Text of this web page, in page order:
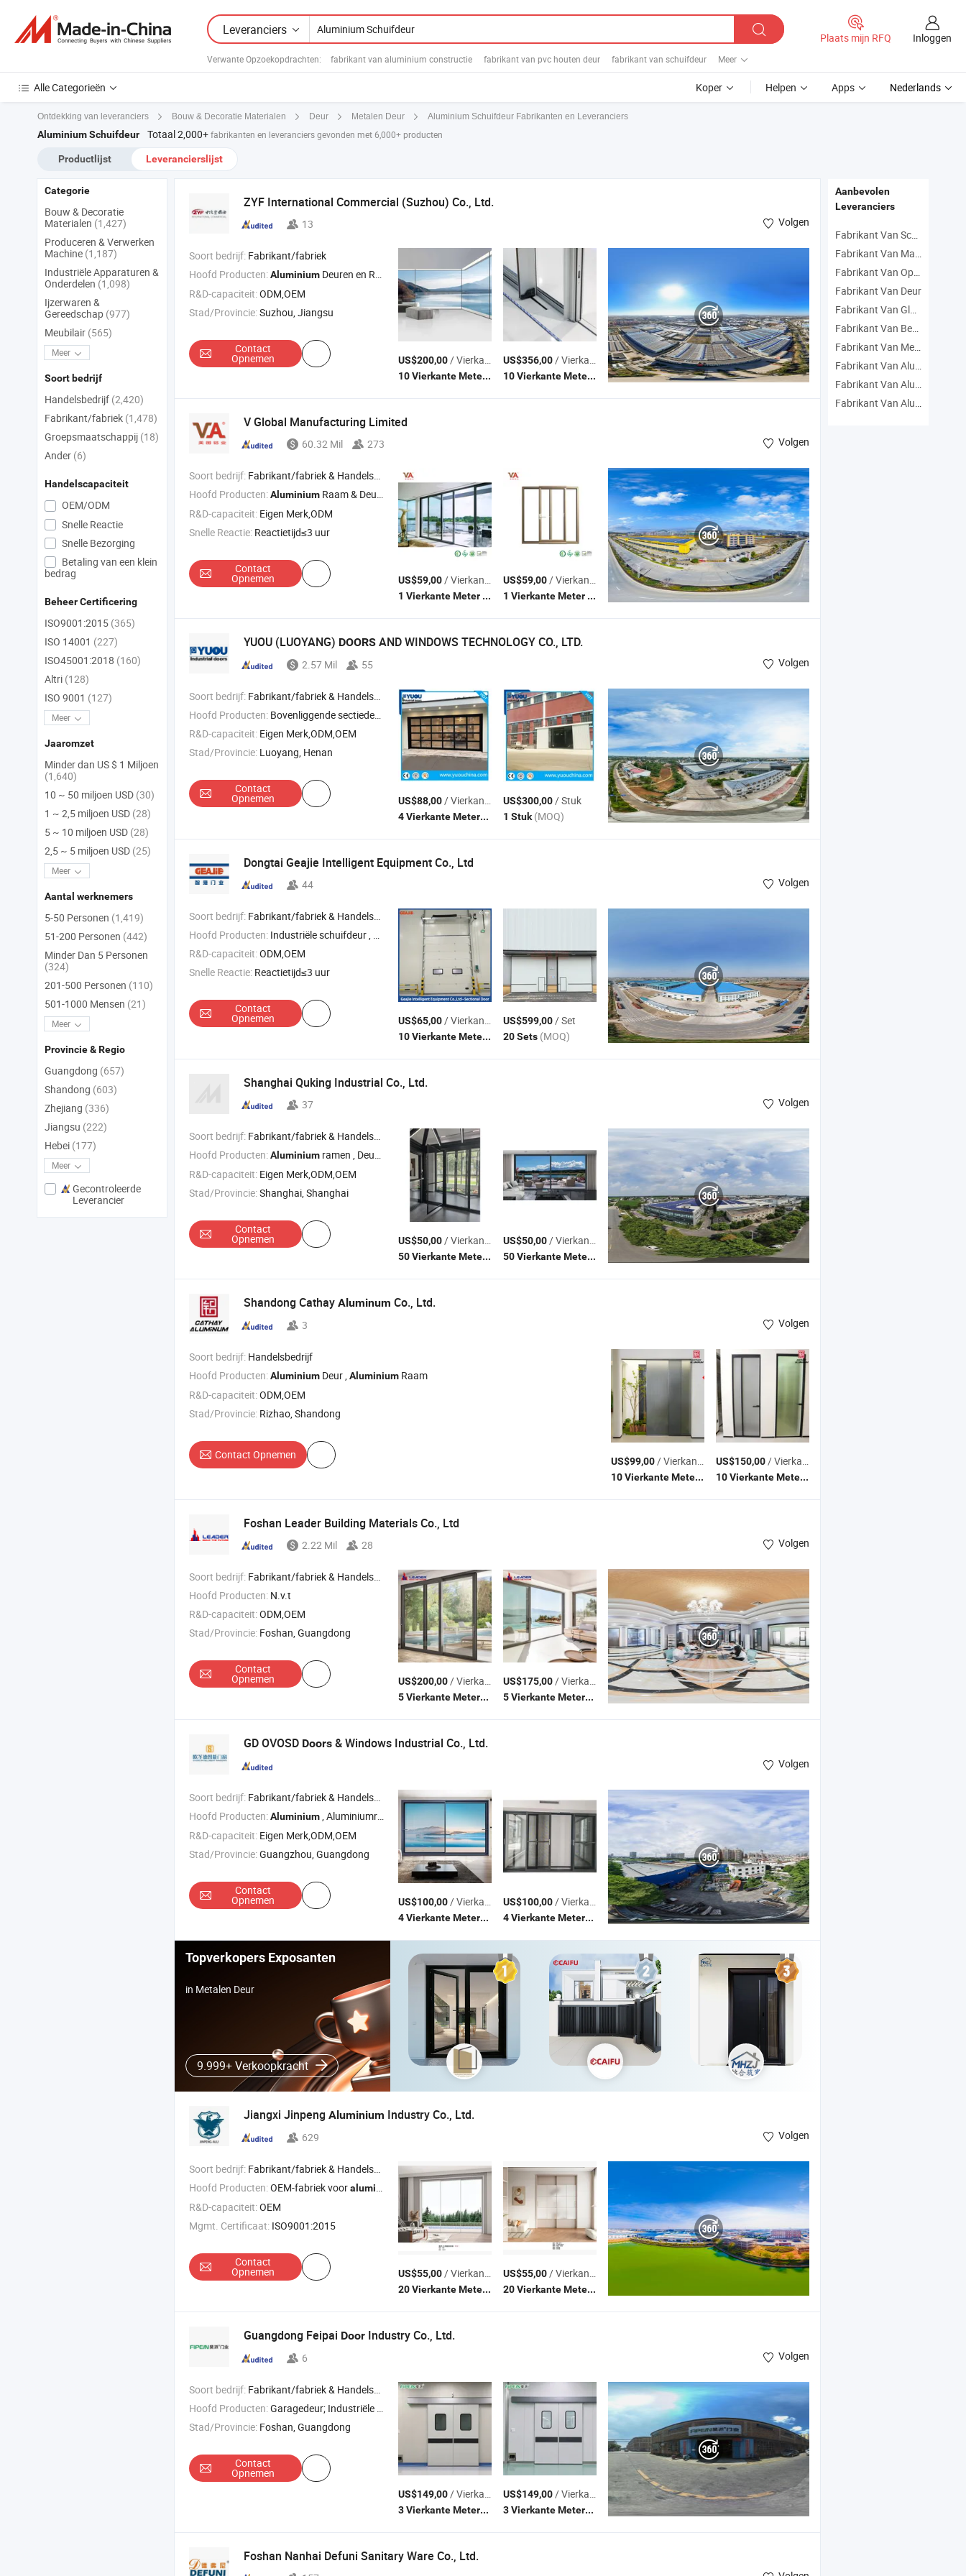
Leveranciers
Verwante Opzoekopdrachten: fabrikant van aluminium constructie fabrikant van pvc houten deur fabrikant van schuifdeur Meer
Plaats mijn RFQ Inloggen
Alle Categorieën Koper Helpen Apps Nederlands
Ontdekking van leveranciers Bouw & Decoratie Materialen Deur Metalen Deur Aluminium Schuifdeur Fabrikanten en Leveranciers
Aluminium Schuifdeur Totaal 2,000+fabrikanten en leveranciers gevonden met 6,000+ producten
Productlijst Leverancierslijst
ZYF International Commercial (Suzhou) Co., Ltd.
13 Volgen
Soort bedrijf: Fabrikant/fabriek
Hoofd Producten:Aluminium Deuren en Ramen
R&D-capaciteit:ODM,OEM
Stad/Provincie:Suzhou, Jiangsu
Contact
Opnemen US$200,00/ Vierkante Meter
10 Vierkante Meters (MOQ)
US$356,00/ Vierkante Meter
10 Vierkante Meters (MOQ)
V Global Manufacturing Limited
60.32 Mil 273 Volgen
Soort bedrijf: Fabrikant/fabriek & Handelsbedrijf
Hoofd Producten:Aluminium Raam & Deur , Gordijnwand , Aluminium Leuning ,AluminiumBekisting
R&D-capaciteit: Eigen Merk,ODM
Snelle Reactie: Reactietijd≤3 uur
Contact
Opnemen US$59,00/ Vierkante Meter
1 Vierkante Meter
(MOQ)
US$59,00/ Vierkante Meter
1 Vierkante Meter
(MOQ)
YUOU (LUOYANG) DOORS AND WINDOWS TECHNOLOGY CO., LTD.
2.57 Mil 55 Volgen
Soort bedrijf: Fabrikant/fabriek & Handelsbedrijf
Hoofd Producten: Bovenliggende sectiedeur , industriële deur , automatische deur , hoge snelheid deur , garagedeur
R&D-capaciteit: Eigen Merk,ODM,OEM
Stad/Provincie: Luoyang, Henan
Contact
Opnemen US$88,00/ Vierkante Meter
4 Vierkante Meters(MOQ)
US$300,00/ Stuk
1 Stuk(MOQ)
Dongtai Geajie Intelligent Equipment Co., Ltd
44 Volgen
Soort bedrijf: Fabrikant/fabriek & Handelsbedrijf
Hoofd Producten: Industriële schuifdeur , dockniveauer , voertuigbeveiligingen , dockafdichting , dockshelter
R&D-capaciteit:ODM,OEM
Snelle Reactie: Reactietijd≤3 uur
Contact
Opnemen US$65,00/ Vierkante Meter
10 Vierkante Meters (MOQ)
US$599,00/ Set
20 Sets (MOQ)
Shanghai Quking Industrial Co., Ltd.
37 Volgen
Soort bedrijf: Fabrikant/fabriek & Handelsbedrijf
Hoofd Producten:Aluminium ramen , Deursysteem , Gevel
R&D-capaciteit: Eigen Merk,ODM,OEM
Stad/Provincie:Shanghai, Shanghai
Contact
Opnemen US$50,00/ Vierkante Meter
50 Vierkante Meters (MOQ)
US$50,00/ Vierkante Meter
50 Vierkante Meters (MOQ)
Shandong Cathay Aluminum Co., Ltd.
3 Volgen
Soort bedrijf: Handelsbedrijf
Hoofd Producten:Aluminium Deur ,Aluminium Raam
R&D-capaciteit:ODM,OEM
Stad/Provincie: Rizhao, Shandong
Contact Opnemen US$99,00/ Vierkante Meter
10 Vierkante Meters (MOQ)
US$150,00/ Vierkante Meter
10 Vierkante Meters
Foshan Leader Building Materials Co., Ltd
2.22 Mil 28 Volgen
Soort bedrijf: Fabrikant/fabriek & Handelsbedrijf
Hoofd Producten: N.v.t
R&D-capaciteit:ODM,OEM
Stad/Provincie: Foshan, Guangdong
Contact
Opnemen US$200,00/ Vierkante Meter
5 Vierkante Meters(MOQ)
US$175,00/ Vierkante Meter
5 Vierkante Meters(MOQ)
GD OVOSD Doors & Windows Industrial Co., Ltd.
Volgen
Soort bedrijf: Fabrikant/fabriek & Handelsbedrijf
Hoofd Producten:Aluminium, Aluminiumramen , Aluminiumschuiframen ,Aluminiumdraaikiepramen ,Aluminium
schuifdeuren
R&D-capaciteit: Eigen Merk,ODM,OEM
Stad/Provincie:Guangzhou, Guangdong
Contact
Opnemen US$100,00/ Vierkante Meter
4 Vierkante Meters(MOQ)
US$100,00/ Vierkante Meter
4 Vierkante Meters(MOQ)
Topverkopers Exposanten
in Metalen Deur
9.999+ Verkoopkracht
Jiangxi Jinpeng Aluminium Industry Co., Ltd.
629 Volgen
Soort bedrijf: Fabrikant/fabriek & Handelsbedrijf
Hoofd Producten:OEM-fabriek vooraluminium
extrusieprofiel , bouwaluminiumlegering voor ramen en deuren , Chinese aluminiumfabrikant voor aluminiumprofiel ,
R&D-capaciteit:OEM
Mgmt. Certificaat: ISO9001:2015
Contact
Opnemen US$55,00/ Vierkante Meter
20 Vierkante Meters (MOQ)
US$55,00/ Vierkante Meter
20 Vierkante Meters
Guangdong Feipai Door Industry Co., Ltd.
6 Volgen
Soort bedrijf: Fabrikant/fabriek & Handelsbedrijf
Hoofd Producten:Garagedeur; Industriële deur; Roldeur; Zuiveringsdeur
Stad/Provincie: Foshan, Guangdong
Contact
Opnemen
US$149,00/ Vierkante Meter
3 Vierkante Meters(MOQ)
US$149,00/ Vierkante Meter
3 Vierkante Meters(MOQ)
Foshan Nanhai Defuni Sanitary Ware Co., Ltd.
Categorie
Bouw & Decoratie
Materialen (1,427)
Produceren & Verwerken
Machine (1,187)
Industriële Apparaturen &
Onderdelen (1,098)
Ijzerwaren &
Gereedschap (977)
Meubilair (565)
Meer
Soort bedrijf
Handelsbedrijf (2,420)
Fabrikant/fabriek (1,478)
Groepsmaatschappij (18)
Ander (6)
Handelscapaciteit
OEM/ODM
Snelle Reactie
Snelle Bezorging
Betaling van een klein
bedrag
Beheer Certificering
ISO9001:2015 (365)
ISO 14001 (227)
ISO45001:2018 (160)
Altri (128)
ISO 9001 (127)
Meer
Jaaromzet
Minder dan US $ 1 Miljoen
(1,640)
10 ~ 50 miljoen USD (30)
1 ~ 2,5 miljoen USD (28)
5 ~ 10 miljoen USD (28)
2,5 ~ 5 miljoen USD (25)
Meer
Aantal werknemers
5-50 Personen (1,419)
51-200 Personen (442)
Minder Dan 5 Personen
(324)
201-500 Personen (110)
501-1000 Mensen (21)
Meer
Provincie & Regio
Guangdong (657)
Shandong (603)
Zhejiang (336)
Jiangsu (222)
Hebei (177)
Meer
Gecontroleerde
Leverancier
Aanbevolen
Leveranciers
Fabrikant Van Schilderen Van Stalen Deur
Fabrikant Van Massief Houten Composietdeur
Fabrikant Van Operatorkamerdeur
Fabrikant Van Deur
Fabrikant Van Glazen Deur
Fabrikant Van Beveiligingsdeur
Fabrikant Van Metaaldeur
Fabrikant Van Aluminium Deur
Fabrikant Van Aluminium Deur
Fabrikant Van Aluminiumlegeringdeur